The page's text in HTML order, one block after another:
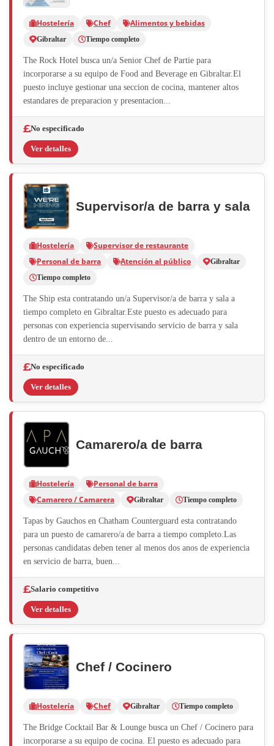
Hostelería Chef Alimentos y bebidas
Gibraltar Tiempo completo
The Rock Hotel busca un/a Senior Chef de Partie para
incorporarse a su equipo de Food and Beverage en Gibraltar.El
puesto incluye gestionar una seccion de cocina, mantener altos
estandares de preparacion y presentacion...
No especificado
Ver detalles
Supervisor/a de barra y sala
Hostelería
Supervisor de restaurante
Personal de barra
Atención al público
Gibraltar
Tiempo completo
The Ship esta contratando un/a Supervisor/a de barra y sala a
tiempo completo en Gibraltar.Este puesto es adecuado para
personas con experiencia supervisando servicio de barra y sala
dentro de un entorno de...
No especificado
Ver detalles
Camarero/a de barra
Hostelería
Personal de barra
Camarero / Camarera
Gibraltar Tiempo completo
Tapas by Gauchos en Chatham Counterguard esta contratando
para un puesto de camarero/a de barra a tiempo completo.Las
personas candidatas deben tener al menos dos anos de experiencia
en servicio de barra, buen...
Salario competitivo
Ver detalles
Chef / Cocinero
Hostelería Chef Gibraltar Tiempo completo
The Bridge Cocktail Bar & Lounge busca un Chef / Cocinero para
incorporarse a su equipo de cocina. El puesto es adecuado para